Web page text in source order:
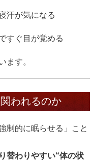
汗が気になる
すぐ目が覚める
ます。
われるのか
制的に眠らせる」こと
替わりやすい“体の状